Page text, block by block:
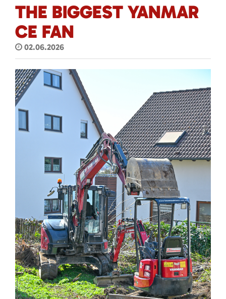
THE BIGGEST YANMAR
CE FAN
02.06.2026